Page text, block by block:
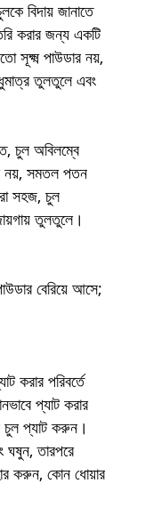
বিদায় জানাতে
করার জন্য একটি
সূক্ষ্ম পাউডার নয়,
তুলতুলে এবং
চুল অবিলম্বে
নয়, সমতল পতন
সহজ, চুল
তুলতুলে।
বেরিয়ে আসে;
করার পরিবর্তে
প্যাট করার
চুল প্যাট করুন।
তারপরে
করুন, কোন ধোয়ার